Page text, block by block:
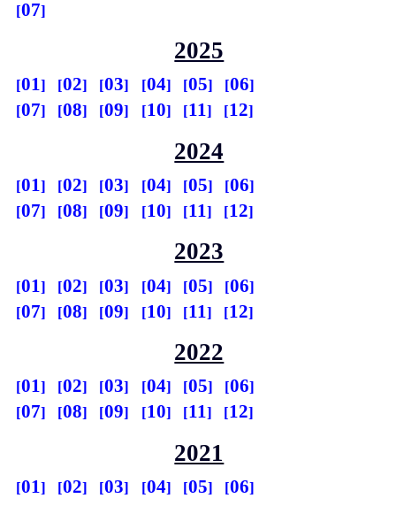
07
2025
01 02 03 04 05
06
07
08 09 10 11 12
2024
01 02 03 04 05
06
07
08 09 10 11 12
2023
01 02 03 04 05
06
07
08 09 10 11 12
2022
01 02 03 04 05
06
07
08 09 10 11 12
2021
01 02 03 04 05
06